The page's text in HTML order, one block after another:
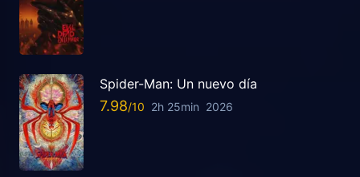
Spider-Man: Un nuevo día
7.98 2h 25min 2026